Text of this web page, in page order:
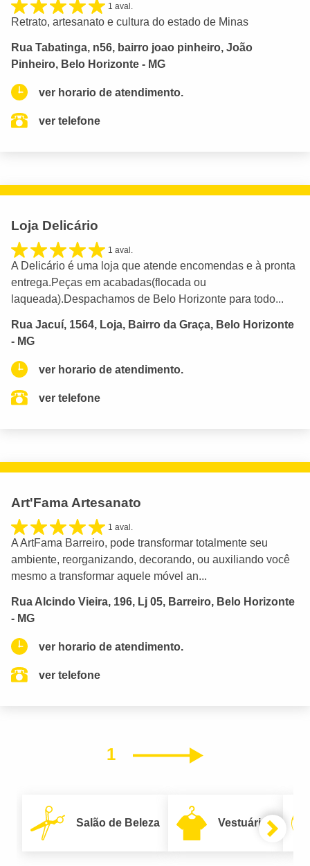
1 aval.
Retrato, artesanato e cultura do estado de Minas
Rua Tabatinga, n56, bairro joao pinheiro, João
Pinheiro, Belo Horizonte - MG
ver horario de atendimento.
ver telefone
Loja Delicário
1 aval.
A Delicário é uma loja que atende encomendas e à pronta
entrega.Peças em acabadas(flocada ou
laqueada).Despachamos de Belo Horizonte para todo...
Rua Jacuí, 1564, Loja, Bairro da Graça, Belo Horizonte
- MG
ver horario de atendimento.
ver telefone
Art'Fama Artesanato
1 aval.
A ArtFama Barreiro, pode transformar totalmente seu
ambiente, reorganizando, decorando, ou auxiliando você
mesmo a transformar aquele móvel an...
Rua Alcindo Vieira, 196, Lj 05, Barreiro, Belo Horizonte
- MG
ver horario de atendimento.
ver telefone
1 Próximo
Salão de Beleza Vestuário